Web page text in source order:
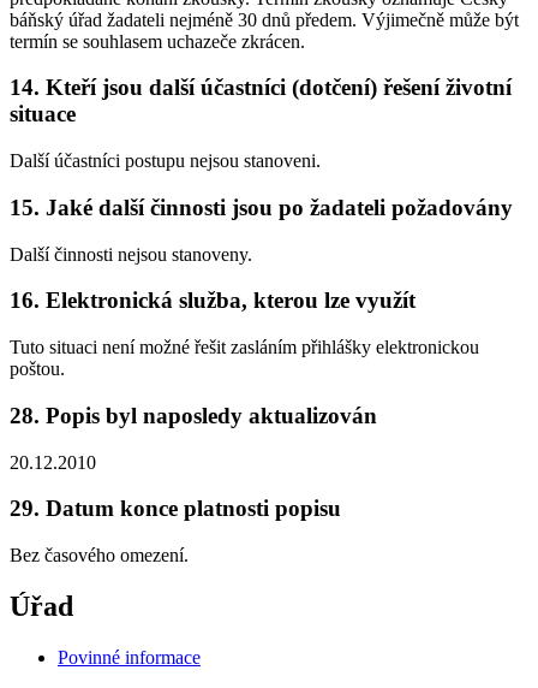
báňský úřad žadateli nejméně 30 dnů předem. Výjimečně může být
termín se souhlasem uchazeče zkrácen.
14. Kteří jsou další účastníci (dotčení) řešení životní
situace
Další účastníci postupu nejsou stanoveni.
15. Jaké další činnosti jsou po žadateli požadovány
Další činnosti nejsou stanoveny.
16. Elektronická služba, kterou lze využít
Tuto situaci není možné řešit zasláním přihlášky elektronickou
poštou.
28. Popis byl naposledy aktualizován
20.12.2010
29. Datum konce platnosti popisu
Bez časového omezení.
Úřad
Povinné informace